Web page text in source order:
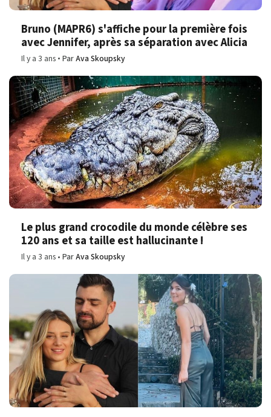
Bruno (MAPR6) s'affiche pour la première fois
avec Jennifer, après sa séparation avec Alicia
Il y a 3 ans ParAva Skoupsky
Le plus grand crocodile du monde célèbre ses
120 ans et sa taille est hallucinante !
Il y a 3 ans ParAva Skoupsky